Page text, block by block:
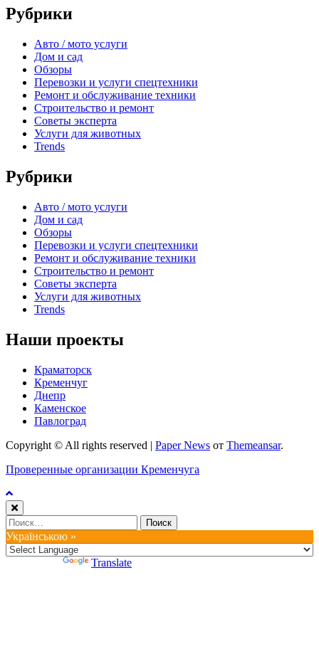
Рубрики
Авто / мото услуги
Дом и сад
Обзоры
Перевозки и услуги спецтехники
Ремонт и обслуживание техники
Строительство и ремонт
Советы эксперта
Услуги для животных
Trends
Рубрики
Авто / мото услуги
Дом и сад
Обзоры
Перевозки и услуги спецтехники
Ремонт и обслуживание техники
Строительство и ремонт
Советы эксперта
Услуги для животных
Trends
Наши проекты
Краматорск
Кременчуг
Днепр
Каменское
Павлоград
Copyright © All rights reserved | Paper News от Themeansar.
Проверенные организации Кременчуга
Найти:
Українською »
Translate